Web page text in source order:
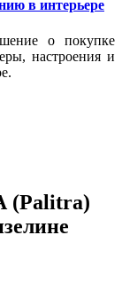
в интерьере
о покупке
настроения и
(Palitra)